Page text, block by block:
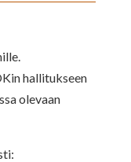
hallitukseen
olevaan